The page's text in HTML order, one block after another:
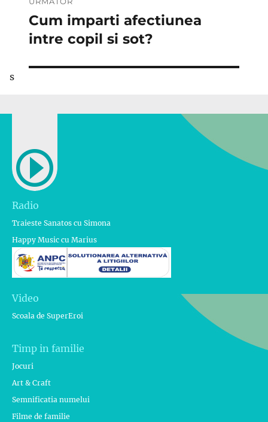
Articolul
următor:
Cum imparti afectiunea
intre copil si sot?
s
Radio
Traieste Sanatos cu Simona
Happy Music cu Marius
Video
Scoala de SuperEroi
Timp in familie
Jocuri
Art & Craft
Semnificatia numelui
Filme de familie